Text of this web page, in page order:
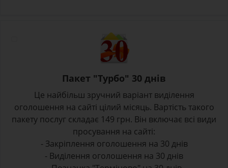
Пакет "Турбо" 30 днів
Це найбільш зручний варіант виділення
оголошення на сайті цілий місяць. Вартість такого
пакету послуг складає 149 грн. Він включає всі види
просування на сайті:
- Закріплення оголошення на 30 днів
- Виділення оголошення на 30 днів